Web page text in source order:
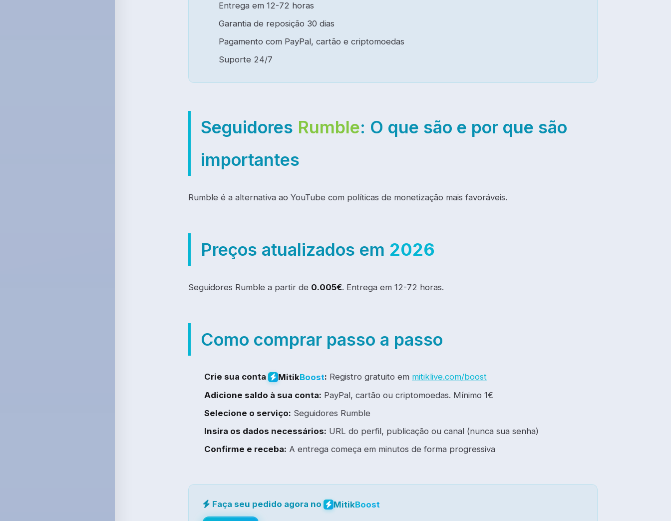
Entrega em 12-72 horas
Garantia de reposição 30 dias
Pagamento com PayPal, cartão e criptomoedas
Suporte 24/7
Seguidores Rumble: O que são e por que são
importantes
Rumble é a alternativa ao YouTube com políticas de monetização mais favoráveis.
Preços atualizados em 2026
Seguidores Rumble a partir de 0.005€. Entrega em 12-72 horas.
Como comprar passo a passo
Crie sua conta MitikBoost: Registro gratuito em mitiklive.com/boost
Adicione saldo à sua conta: PayPal, cartão ou criptomoedas. Mínimo 1€
Selecione o serviço: Seguidores Rumble
Insira os dados necessários: URL do perfil, publicação ou canal (nunca sua senha)
Confirme e receba: A entrega começa em minutos de forma progressiva
Faça seu pedido agora no MitikBoost